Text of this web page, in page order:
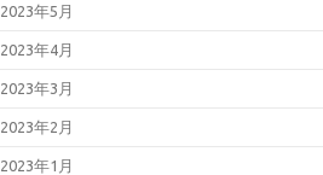
2023年5月
2023年4月
2023年3月
2023年2月
2023年1月